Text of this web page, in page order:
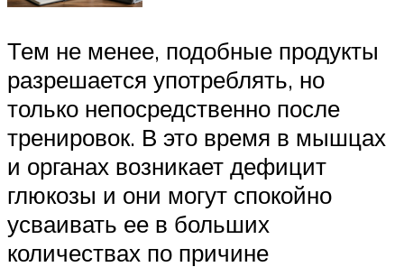
Тем не менее, подобные продукты
разрешается употреблять, но
только непосредственно после
тренировок. В это время в мышцах
и органах возникает дефицит
глюкозы и они могут спокойно
усваивать ее в больших
количествах по причине